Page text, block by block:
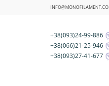
+38(093)24-99-886
+38(066)21-25-946
+38(093)27-41-677